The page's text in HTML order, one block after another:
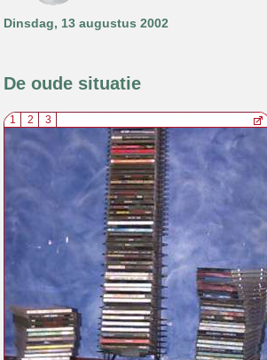
Dinsdag, 13 augustus 2002
De oude situatie
1 2 3